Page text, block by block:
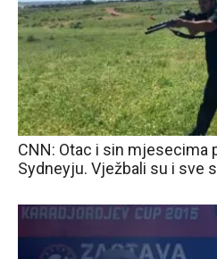
CNN: Otac i sin mjesecima
Sydneyju. Vježbali su i sve